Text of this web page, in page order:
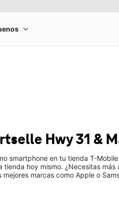
Hwy 31 &
smartphone en tu tienda T-
hoy mismo. ¿Necesitas
marcas como Apple o